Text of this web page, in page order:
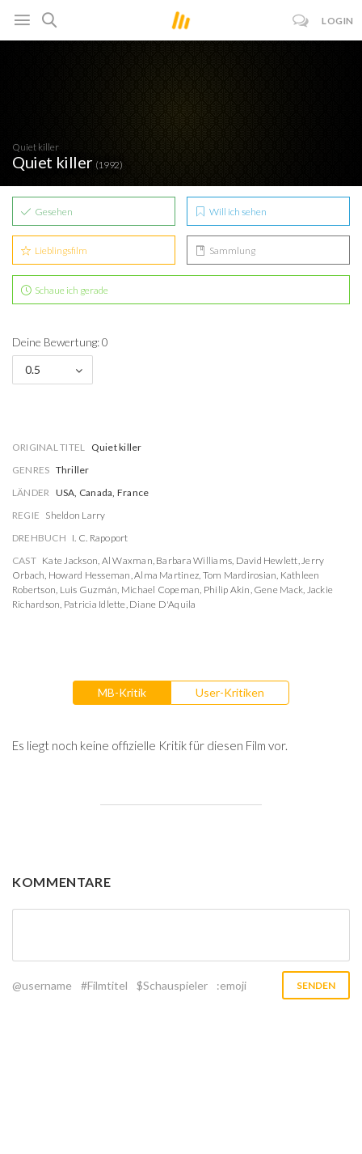
LOGIN
Quiet killer
Quiet killer (1992)
Gesehen Will ich sehen
Lieblingsfilm Sammlung
Schaue ich gerade
Deine Bewertung: 0
0.5
ORIGINAL TITEL Quiet killer
GENRES Thriller
LÄNDER USA, Canada, France
REGIE Sheldon Larry
DREHBUCH I. C. Rapoport
CAST Kate Jackson, Al Waxman, Barbara Williams, David Hewlett,Jerry
Orbach, Howard Hesseman,Alma Martinez, Tom Mardirosian, Kathleen
Robertson, Luis Guzmán, Michael Copeman, Philip Akin, Gene Mack, Jackie
Richardson, Patricia Idlette, Diane D'Aquila
MB-Kritik User-Kritiken
Es liegt noch keine offizielle Kritik für diesen Film vor.
KOMMENTARE
@username #Filmtitel $Schauspieler :emoji